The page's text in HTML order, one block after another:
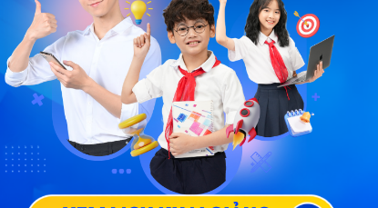
HỌC với lộ trình toàn diện
4 kỳ thi lớn hiện nay
duy, dễ dàng ôn luyện
nghiệm
trình ôn luyện
PHHS đăng ký trong tháng này!